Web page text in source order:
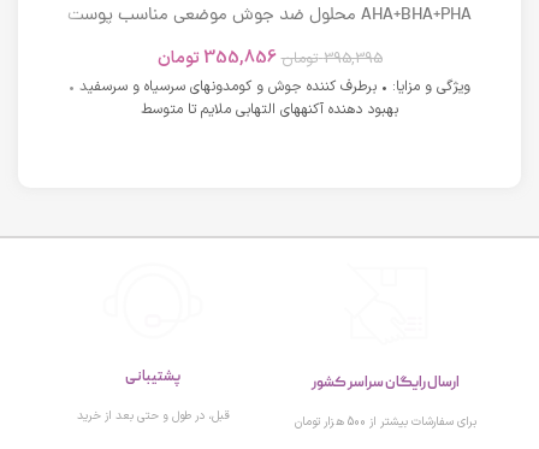
AHA+BHA+PHA محلول ضد جوش موضعی مناسب پوست
395,395 تومان 355,856 تومان
ویژگی و مزایا: • برطرف کننده جوش و کومدونهای سرسیاه و سرسفید •
بهبود دهنده آکنههای التهابی ملایم تا متوسط
ارسال رایگان سراسر کشور
برای سفارشات بیشتر از 500 هزار تومان
پشتیبانی
قبل، در طول و حتی بعد از خرید